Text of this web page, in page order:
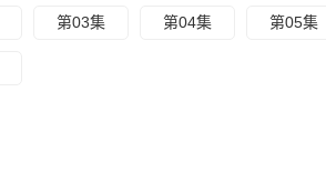
第03集 第04集 第05集